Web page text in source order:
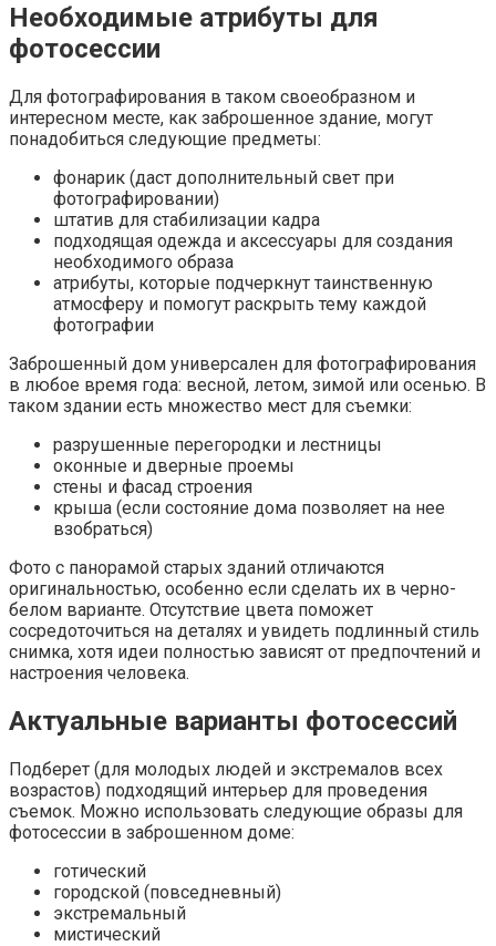
Необходимые атрибуты для
фотосессии
Для фотографирования в таком своеобразном и
интересном месте, как заброшенное здание, могут
понадобиться следующие предметы:
фонарик (даст дополнительный свет при
фотографировании)
штатив для стабилизации кадра
подходящая одежда и аксессуары для создания
необходимого образа
атрибуты, которые подчеркнут таинственную
атмосферу и помогут раскрыть тему каждой
фотографии
Заброшенный дом универсален для фотографирования
в любое время года: весной, летом, зимой или осенью. В
таком здании есть множество мест для съемки:
разрушенные перегородки и лестницы
оконные и дверные проемы
стены и фасад строения
крыша (если состояние дома позволяет на нее
взобраться)
Фото с панорамой старых зданий отличаются
оригинальностью, особенно если сделать их в черно-
белом варианте. Отсутствие цвета поможет
сосредоточиться на деталях и увидеть подлинный стиль
снимка, хотя идеи полностью зависят от предпочтений и
настроения человека.
Актуальные варианты фотосессий
Подберет (для молодых людей и экстремалов всех
возрастов) подходящий интерьер для проведения
съемок. Можно использовать следующие образы для
фотосессии в заброшенном доме:
готический
городской (повседневный)
экстремальный
мистический